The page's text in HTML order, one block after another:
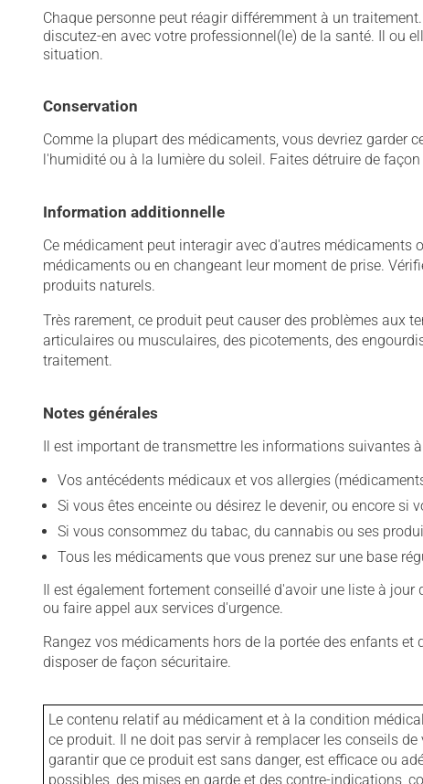
Chaque personne peut réagir différemment à un
discutez-en avec votre professionnel(le) de la santé. Il ou
situation.
Conservation
Comme la plupart des médicaments, vous devriez garder
l'humidité ou à la lumière du soleil. Faites détruire de
Information additionnelle
Ce médicament peut interagir avec d'autres
médicaments ou en changeant leur moment de prise.
produits naturels.
Très rarement, ce produit peut causer des problèmes aux
articulaires ou musculaires, des picotements, des
traitement.
Notes générales
Il est important de transmettre les informations suivantes
Vos antécédents médicaux et vos allergies
Si vous êtes enceinte ou désirez le devenir, ou encore si
Si vous consommez du tabac, du cannabis ou ses
Tous les médicaments que vous prenez sur une base
Il est également fortement conseillé d'avoir une liste à
ou faire appel aux services d'urgence.
Rangez vos médicaments hors de la portée des enfants
disposer de façon sécuritaire.
Le contenu relatif au médicament et à la condition
ce produit. Il ne doit pas servir à remplacer les conseils
garantir que ce produit est sans danger, est efficace ou
possibles, des mises en garde et des contre-indications,